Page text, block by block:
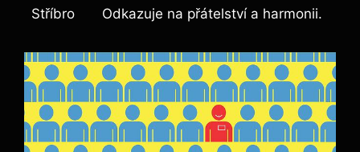
Stříbro Odkazuje na přátelství a harmonii.